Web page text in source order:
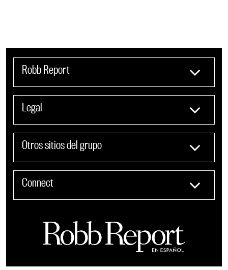
Robb Report
Legal
Otros sitios del grupo
Connect